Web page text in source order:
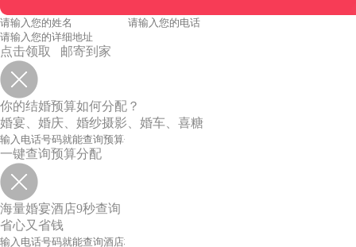
点击领取 邮寄到家
你的结婚预算如何分配？
婚宴、婚庆、婚纱摄影、婚车、喜糖
一键查询预算分配
海量婚宴酒店9秒查询
省心又省钱